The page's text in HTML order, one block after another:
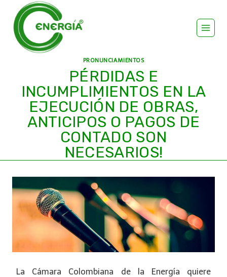
PRONUNCIAMIENTOS
PÉRDIDAS E
INCUMPLIMIENTOS EN LA
EJECUCIÓN DE OBRAS,
ANTICIPOS O PAGOS DE
CONTADO SON
NECESARIOS!
La Cámara Colombiana de la Energía quiere